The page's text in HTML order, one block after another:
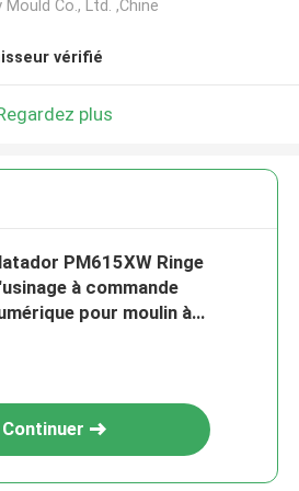
Mould Co., Ltd. ,Chine
vérifié
plus
PM615XW Ringe
à commande
pour moulin à
Continuer